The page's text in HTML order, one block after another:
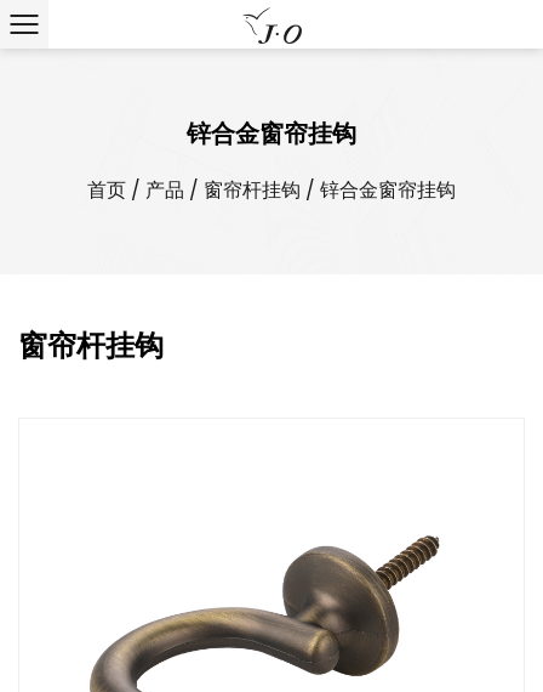
锌合金窗帘挂钩
首页 / 产品 / 窗帘杆挂钩 / 锌合金窗帘挂钩
窗帘杆挂钩